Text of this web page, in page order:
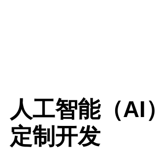
人工智能（AI）
定制开发